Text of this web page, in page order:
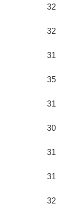
32
32
31
35
31
30
31
31
32